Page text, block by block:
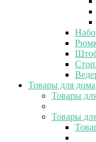
Товары для дома
Товары
Товары